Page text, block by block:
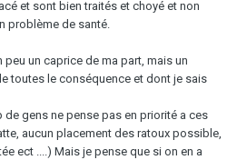
et sont bien traités et choyé et non
problème de santé.
un caprice de ma part, mais un
toutes le conséquence et dont je sais
gens ne pense pas en priorité a ces
aucun placement des ratoux possible,
ect ....) Mais je pense que si on en a